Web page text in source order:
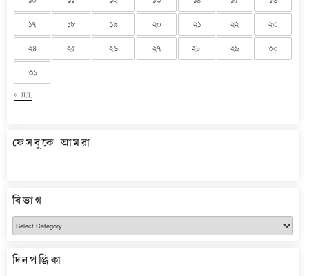
« JUL
১৭ ১৮ ১৯ ২০ ২১ ২২ ২৩
২৪ ২৫ ২৬ ২৭ ২৮ ২৯ ৩০
৩১
ফেসবুকে আমরা
বিভাগ
বিভাগ
দিনপঞ্জিকা